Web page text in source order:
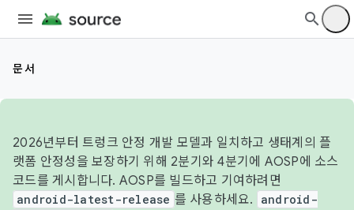
문서
2026년부터 트렁크 안정 개발 모델과 일치하고 생태계의 플
랫폼 안정성을 보장하기 위해 2분기와 4분기에 AOSP에 소스
코드를 게시합니다. AOSP를 빌드하고 기여하려면
android-latest-release 를 사용하세요.
android-